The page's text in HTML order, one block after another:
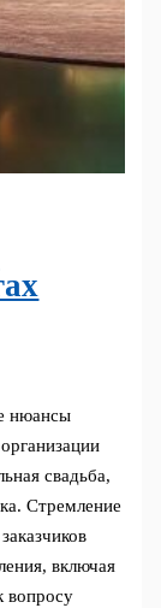
нюансы
свадьба,
Стремление
включая
вопросу